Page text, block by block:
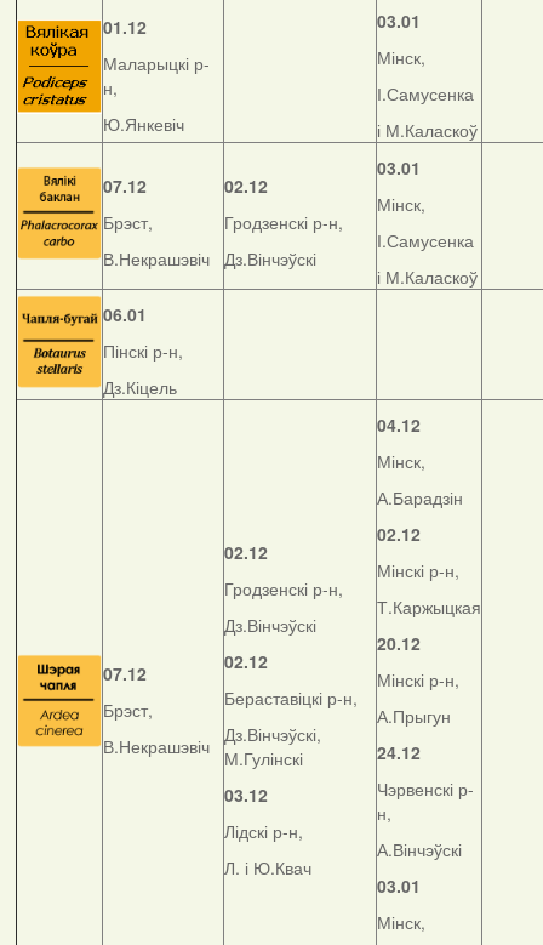
01.12
Маларыцкі р-
н,
Ю.Янкевіч
03.01
Мінск,
І.Самусенка
і М.Каласкоў
07.12
Брэст,
В.Некрашэвіч
02.12
Гродзенскі р-н,
Дз.Вінчэўскі
03.01
Мінск,
І.Самусенка
і М.Каласкоў
06.01
Пінскі р-н,
Дз.Кіцель
07.12
Брэст,
В.Некрашэвіч
02.12
Гродзенскі р-н,
Дз.Вінчэўскі
02.12
Бераставіцкі р-н,
Дз.Вінчэўскі,
М.Гулінскі
03.12
Лідскі р-н,
Л. і Ю.Квач
04.12
Мінск,
А.Барадзін
02.12
Мінскі р-н,
Т.Каржыцкая
20.12
Мінскі р-н,
А.Прыгун
24.12
Чэрвенскі р-
н,
А.Вінчэўскі
03.01
Мінск,